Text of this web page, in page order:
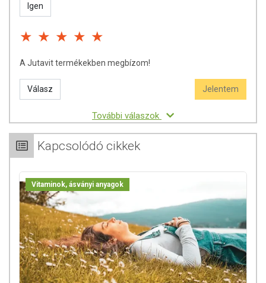
Igen
A Jutavit termékekben megbízom!
Válasz Jelentem
További válaszok
Kapcsolódó cikkek
Vitaminok, ásványi anyagok